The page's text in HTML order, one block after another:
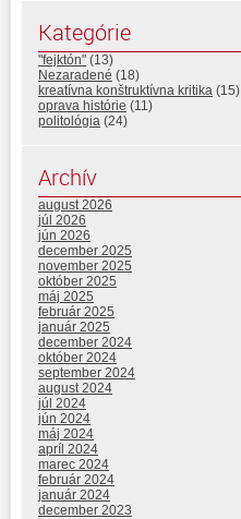
Kategórie
"fejktón" (13)
Nezaradené (18)
kreatívna konštruktívna kritika (15)
oprava histórie (11)
politológia (24)
Archív
august 2026
júl 2026
jún 2026
december 2025
november 2025
október 2025
máj 2025
február 2025
január 2025
december 2024
október 2024
september 2024
august 2024
júl 2024
jún 2024
máj 2024
apríl 2024
marec 2024
február 2024
január 2024
december 2023